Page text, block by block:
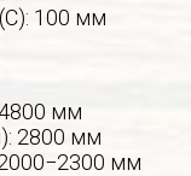
100 мм
мм
2800 мм
мм